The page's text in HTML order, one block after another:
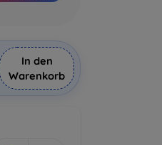
In den
Warenkorb